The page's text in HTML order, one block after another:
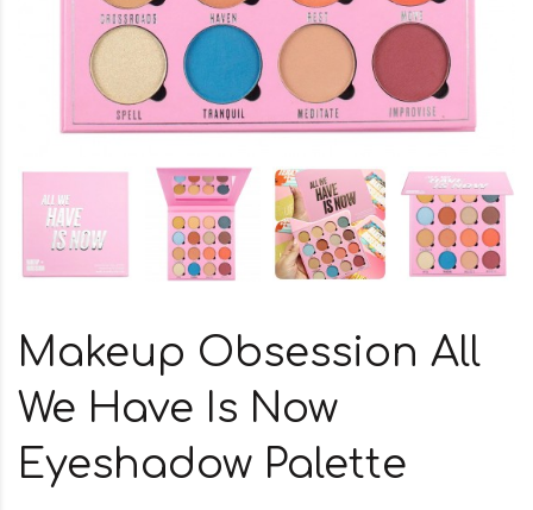
Makeup Obsession All
We Have Is Now
Eyeshadow Palette